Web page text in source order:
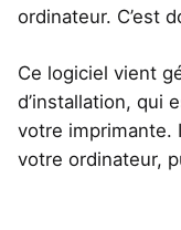
ordinateur. C’est
Ce logiciel vient
d’installation, qui
votre imprimante.
votre ordinateur,